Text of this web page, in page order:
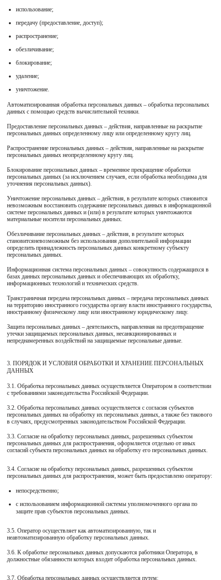
использование;
передачу (предоставление, доступ);
распространение;
обезличивание;
блокирование;
удаление;
уничтожение.
Автоматизированная обработка персональных данных – обработка персональных
данных с помощью средств вычислительной техники.
Предоставление персональных данных – действия, направленные на раскрытие
персональных данных определенному лицу или определенному кругу лиц.
Распространение персональных данных – действия, направленные на раскрытие
персональных данных неопределенному кругу лиц.
Блокирование персональных данных – временное прекращение обработки
персональных данных (за исключением случаев, если обработка необходима для
уточнения персональных данных).
Уничтожение персональных данных – действия, в результате которых становится
невозможным восстановить содержание персональных данных в информационной
системе персональных данных и (или) в результате которых уничтожаются
материальные носители персональных данных.
Обезличивание персональных данных – действия, в результате которых
становитсяневозможным без использования дополнительной информации
определить принадлежность персональных данных конкретному субъекту
персональных данных.
Информационная система персональных данных – совокупность содержащихся в
базах данных персональных данных и обеспечивающих их обработку,
информационных технологий и технических средств.
Трансграничная передача персональных данных – передача персональных данных
на территорию иностранного государства органу власти иностранного государства,
иностранному физическому лицу или иностранному юридическому лицу.
Защита персональных данных – деятельность, направленная на предотвращение
утечки защищаемых персональных данных, несанкционированных и
непреднамеренных воздействий на защищаемые персональные данные.
3. ПОРЯДОК И УСЛОВИЯ ОБРАБОТКИ И ХРАНЕНИЕ ПЕРСОНАЛЬНЫХ
ДАННЫХ
3.1. Обработка персональных данных осуществляется Оператором в соответствии
с требованиями законодательства Российской Федерации.
3.2. Обработка персональных данных осуществляется с согласия субъектов
персональных данных на обработку их персональных данных, а также без такового
в случаях, предусмотренных законодательством Российской Федерации.
3.3. Согласие на обработку персональных данных, разрешенных субъектом
персональных данных для распространения, оформляется отдельно от иных
согласий субъекта персональных данных на обработку его персональных данных.
3.4. Согласие на обработку персональных данных, разрешенных субъектом
персональных данных для распространения, может быть предоставлено оператору:
непосредственно;
с использованием информационной системы уполномоченного органа по
защите прав субъектов персональных данных.
3.5. Оператор осуществляет как автоматизированную, так и
неавтоматизированную обработку персональных данных.
3.6. К обработке персональных данных допускаются работники Оператора, в
должностные обязанности которых входит обработка персональных данных.
3.7. Обработка персональных данных осуществляется путем: